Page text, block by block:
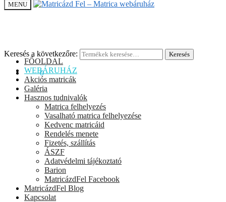
MENU
Keresés a következőre: Keresés
0Ft 0
FŐOLDAL
WEBÁRUHÁZ
Akciós matricák
Galéria
Hasznos tudnivalók
Matrica felhelyezés
Vasalható matrica felhelyezése
Kedvenc matricáid
Rendelés menete
Fizetés, szállítás
ÁSZF
Adatvédelmi tájékoztató
Barion
MatricázdFel Facebook
MatricázdFel Blog
Kapcsolat